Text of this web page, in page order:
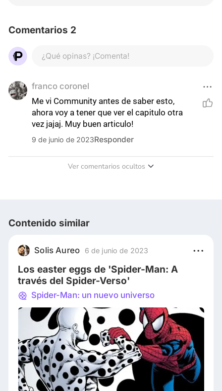
Comentarios 2
¿Qué opinas? ¡Comenta!
franco coronel
Me vi Community antes de saber esto,
ahora voy a tener que ver el capitulo otra
vez jajaj. Muy buen articulo!
9 de junio de 2023Responder
Ver comentarios ocultos
Contenido similar
Solis Aureo 6 de junio de 2023
Los easter eggs de 'Spider-Man: A
través del Spider-Verso'
Spider-Man: un nuevo universo